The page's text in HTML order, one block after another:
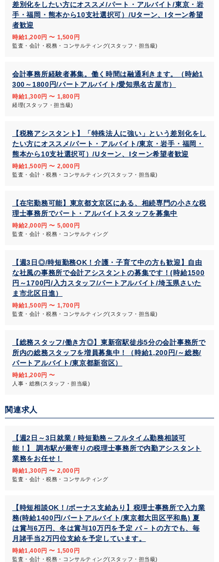
差別化をしたい方にオススメ/パート・アルバイト/東京・岩
手・福岡・熊本から10支社選択可）/Uターン、Iターン希望
者歓迎
時給1,200円 〜 1,500円
監査・会計・税務・コンサルティング(スタッフ・担当級)
会計事務所経験者募集。働く時間は融通利きます。（時給1
300～1800円/パートアルバイト/愛知県名古屋市）
時給1,300円 〜 1,800円
経理(スタッフ・担当級)
【税務アシスタント】「特殊法人に強い」という差別化をし
たい方にオススメ/パート・アルバイト/東京・岩手・福岡・
熊本から10支社選択可）/Uターン、Iターン希望者歓迎
時給1,500円 〜 2,000円
監査・会計・税務・コンサルティング(スタッフ・担当級)
【在宅勤務可能】東京都文京区にある、相続専門の小さな税
理士事務所でパート・アルバイトスタッフを募集中
時給2,000円 〜 5,000円
監査・会計・税務・コンサルティング
【週3日◎/時短勤務OK！介護・子育て中の方も歓迎】自由
な社風の事務所で会計アシスタントの募集です！(時給1500
円～1700円/入力スタッフ/パートアルバイト/埼玉県さいた
ま市北区日進）
時給1,500円 〜 1,700円
監査・会計・税務・コンサルティング(スタッフ・担当級)
【総務スタッフ/働き方◎】東新宿駅徒歩5分の会計事務所で
所内の総務スタッフを増員募集中！（時給1,200円/～総務/
パートアルバイト/東京都新宿区）
時給1,200円 〜
人事・総務(スタッフ・担当級)
関連求人
【週2日～3日就業 / 時短勤務～フルタイム勤務相談可
能！】 調布駅が最寄りの税理士事務所で内勤アシスタント
業務をお任せ！
時給1,300円 〜 2,000円
監査・会計・税務・コンサルティング
【時短相談OK！/ボーナス支給あり】税理士事務所で入力業
務(時給1400円/パートアルバイト/東京都大田区平和島) 夏
は賞与6万円、冬は賞与10万円を予定 パ－トの方でも、毎
月諸手当2万円位支給を予定しています。
時給1,400円 〜 1,500円
監査・会計・税務・コンサルティング(スタッフ・担当級)